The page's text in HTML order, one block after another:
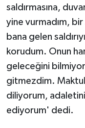
saldırmasına,
yine vurmadım,
bana gelen
korudum. Onun
geleceğini
gitmezdim.
diliyorum,
ediyorum' dedi.